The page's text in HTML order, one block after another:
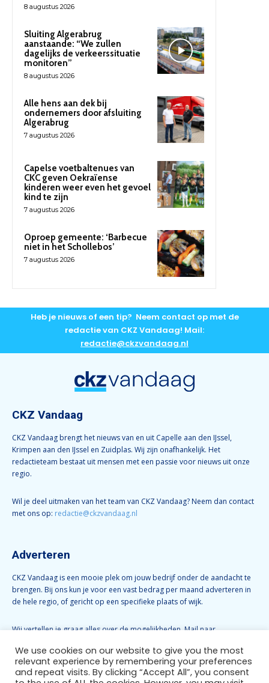
8 augustus 2026
Sluiting Algerabrug
aanstaande: “We zullen
dagelijks de verkeerssituatie
monitoren”
8 augustus 2026
Alle hens aan dek bij
ondernemers door afsluiting
Algerabrug
7 augustus 2026
Capelse voetbaltenues van
CKC geven Oekraïense
kinderen weer even het gevoel
kind te zijn
7 augustus 2026
Oproep gemeente: ‘Barbecue
niet in het Schollebos’
7 augustus 2026
Heb je nieuws of een tip? Neem contact op met de
redactie van CKZ Vandaag! Mail:
redactie@ckzvandaag.nl
CKZ Vandaag
CKZ Vandaag brengt het nieuws van en uit Capelle aan den IJssel,
Krimpen aan den IJssel en Zuidplas. Wij zijn onafhankelijk. Het
redactieteam bestaat uit mensen met een passie voor nieuws uit onze
regio.
Wil je deel uitmaken van het team van CKZ Vandaag? Neem dan contact
met ons op: redactie@ckzvandaag.nl
Adverteren
CKZ Vandaag is een mooie plek om jouw bedrijf onder de aandacht te
brengen. Bij ons kun je voor een vast bedrag per maand adverteren in
de hele regio, of gericht op een specifieke plaats of wijk.
Wij vertellen je graag alles over de mogelijkheden. Mail naar
We use cookies on our website to give you the most
relevant experience by remembering your preferences
and repeat visits. By clicking “Accept All”, you consent